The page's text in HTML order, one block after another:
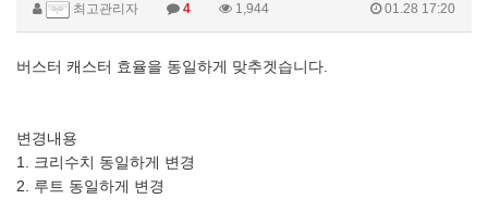
최고관리자 4 1,944 01.28 17:20
버스터 캐스터 효율을 동일하게 맞추겟습니다.
변경내용
1. 크리수치 동일하게 변경
2. 루트 동일하게 변경